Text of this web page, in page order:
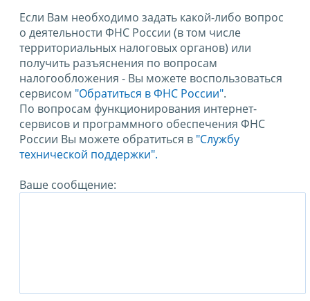
Если Вам необходимо задать какой-либо вопрос
о деятельности ФНС России (в том числе
территориальных налоговых органов) или
получить разъяснения по вопросам
налогообложения - Вы можете воспользоваться
сервисом "Обратиться в ФНС России".
По вопросам функционирования интернет-
сервисов и программного обеспечения ФНС
России Вы можете обратиться в "Службу
технической поддержки".
Ваше сообщение: